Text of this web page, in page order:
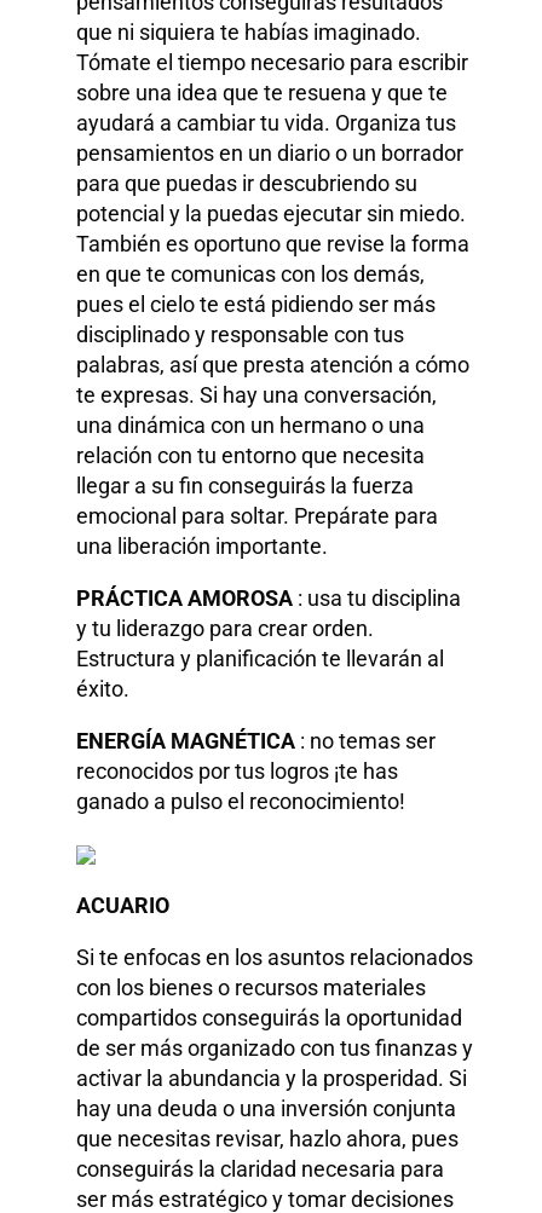
que ni siquiera te habías imaginado.
Tómate el tiempo necesario para escribir
sobre una idea que te resuena y que te
ayudará a cambiar tu vida. Organiza tus
pensamientos en un diario o un borrador
para que puedas ir descubriendo su
potencial y la puedas ejecutar sin miedo.
También es oportuno que revise la forma
en que te comunicas con los demás,
pues el cielo te está pidiendo ser más
disciplinado y responsable con tus
palabras, así que presta atención a cómo
te expresas. Si hay una conversación,
una dinámica con un hermano o una
relación con tu entorno que necesita
llegar a su fin conseguirás la fuerza
emocional para soltar. Prepárate para
una liberación importante.
PRÁCTICA AMOROSA : usa tu disciplina
y tu liderazgo para crear orden.
Estructura y planificación te llevarán al
éxito.
ENERGÍA MAGNÉTICA : no temas ser
reconocidos por tus logros ¡te has
ganado a pulso el reconocimiento!
ACUARIO
Si te enfocas en los asuntos relacionados
con los bienes o recursos materiales
compartidos conseguirás la oportunidad
de ser más organizado con tus finanzas y
activar la abundancia y la prosperidad. Si
hay una deuda o una inversión conjunta
que necesitas revisar, hazlo ahora, pues
conseguirás la claridad necesaria para
ser más estratégico y tomar decisiones